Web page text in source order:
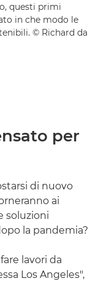
questi primi
in che modo le
© Richard da
per
di nuovo
ai
soluzioni
la pandemia?
lavori da
Los Angeles",